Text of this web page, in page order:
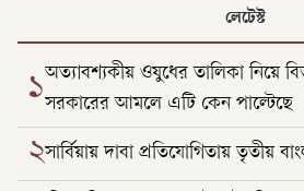
লেটেস্ট
১অত্যাবশ্যকীয় ওষুধের তালিকা নিয়ে
সরকারের আমলে এটি কেন পাল্টেছে
২সার্বিয়ায় দাবা প্রতিযোগিতায় তৃতীয়